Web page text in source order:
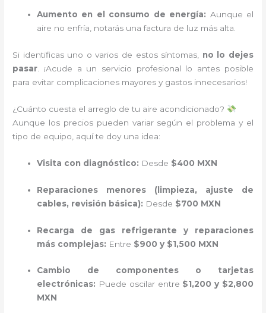
Aumento en el consumo de energía: Aunque el
aire no enfría, notarás una factura de luz más alta.
Si identificas uno o varios de estos síntomas, no lo dejes
pasar . ¡Acude a un servicio profesional lo antes posible
para evitar complicaciones mayores y gastos innecesarios!
¿Cuánto cuesta el arreglo de tu aire acondicionado?
Aunque los precios pueden variar según el problema y el
tipo de equipo, aquí te doy una idea:
Visita con diagnóstico: Desde $400 MXN
Reparaciones menores (limpieza, ajuste de
cables, revisión básica): Desde $700 MXN
Recarga de gas refrigerante y reparaciones
más complejas: Entre $900 y $1,500 MXN
Cambio de componentes o tarjetas
electrónicas: Puede oscilar entre $1,200 y $2,800
MXN